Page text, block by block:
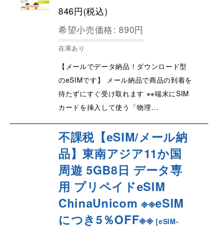
846円(税込)
希望小売価格: 890円
在庫あり
【メールでデータ納品！ダウンロード型
のeSIMです】 メール納品で商品の到着を
待たずにすぐ受け取れます ※※端末にSIM
カードを挿入して使う「物理…
不課税【eSIM/メール納
品】東南アジア11か国
周遊 5GB8日 データ専
用 プリペイドeSIM
ChinaUnicom ※※eSIM
につき5％OFF※※ [eSIM-